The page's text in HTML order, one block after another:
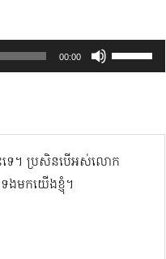
00:00
Use
Up/Down
increase
ទេ។ ប្រសិនបើអស់លោក
ងមកយើងខ្ញុំ។